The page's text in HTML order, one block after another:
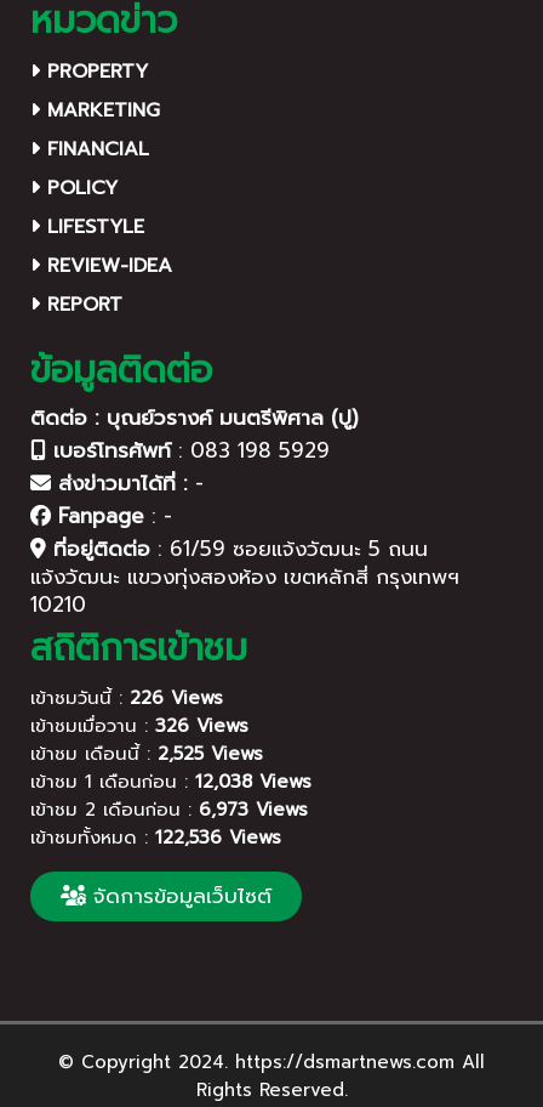
หมวดข่าว
PROPERTY
MARKETING
FINANCIAL
POLICY
LIFESTYLE
REVIEW-IDEA
REPORT
ข้อมูลติดต่อ
ติดต่อ : บุณย์วรางค์ มนตรีพิศาล (ปู)
เบอร์โทรศัพท์: 083 198 5929
ส่งข่าวมาได้ที่ : -
Fanpage : -
ที่อยู่ติดต่อ : 61/59 ซอยแจ้งวัฒนะ 5 ถนน
แจ้งวัฒนะ แขวงทุ่งสองห้อง เขตหลักสี่ กรุงเทพฯ
10210
สถิติการเข้าชม
เข้าชมวันนี้ : 226 Views
เข้าชมเมื่อวาน : 326 Views
เข้าชม เดือนนี้ : 2,525 Views
เข้าชม 1 เดือนก่อน : 12,038 Views
เข้าชม 2 เดือนก่อน : 6,973 Views
เข้าชมทั้งหมด : 122,536 Views
จัดการข้อมูลเว็บไซต์
© Copyright 2024. https://dsmartnews.com All
Rights Reserved.